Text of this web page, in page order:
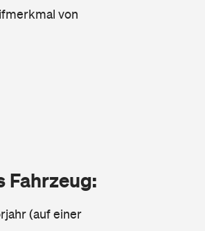
von
Fahrzeug:
(auf einer